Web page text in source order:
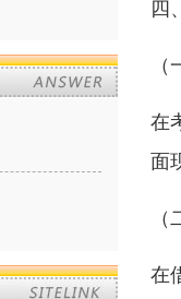
四
在
面
在